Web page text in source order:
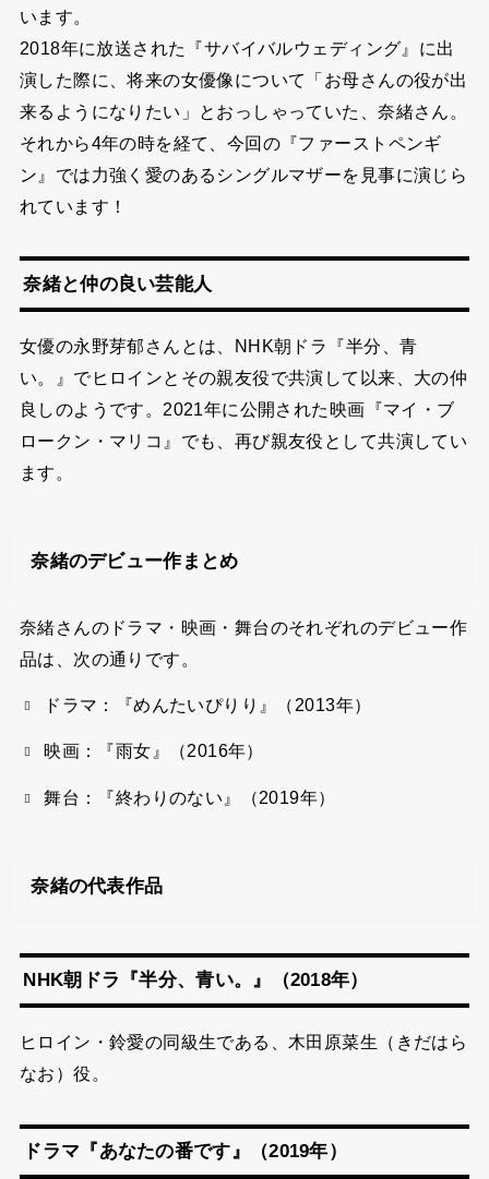
います。
2018年に放送された『サバイバルウェディング』に出
演した際に、将来の女優像について「お母さんの役が出
来るようになりたい」とおっしゃっていた、奈緒さん。
それから4年の時を経て、今回の『ファーストペンギ
ン』では力強く愛のあるシングルマザーを見事に演じら
れています！
奈緒と仲の良い芸能人
女優の永野芽郁さんとは、NHK朝ドラ『半分、青
い。』でヒロインとその親友役で共演して以来、大の仲
良しのようです。2021年に公開された映画『マイ・ブ
ロークン・マリコ』でも、再び親友役として共演してい
ます。
奈緒のデビュー作まとめ
奈緒さんのドラマ・映画・舞台のそれぞれのデビュー作
品は、次の通りです。
ドラマ：『めんたいぴりり』（2013年）
映画：『雨女』（2016年）
舞台：『終わりのない』（2019年）
奈緒の代表作品
NHK朝ドラ『半分、青い。』（2018年）
ヒロイン・鈴愛の同級生である、木田原菜生（きだはら
なお）役。
ドラマ『あなたの番です』（2019年）